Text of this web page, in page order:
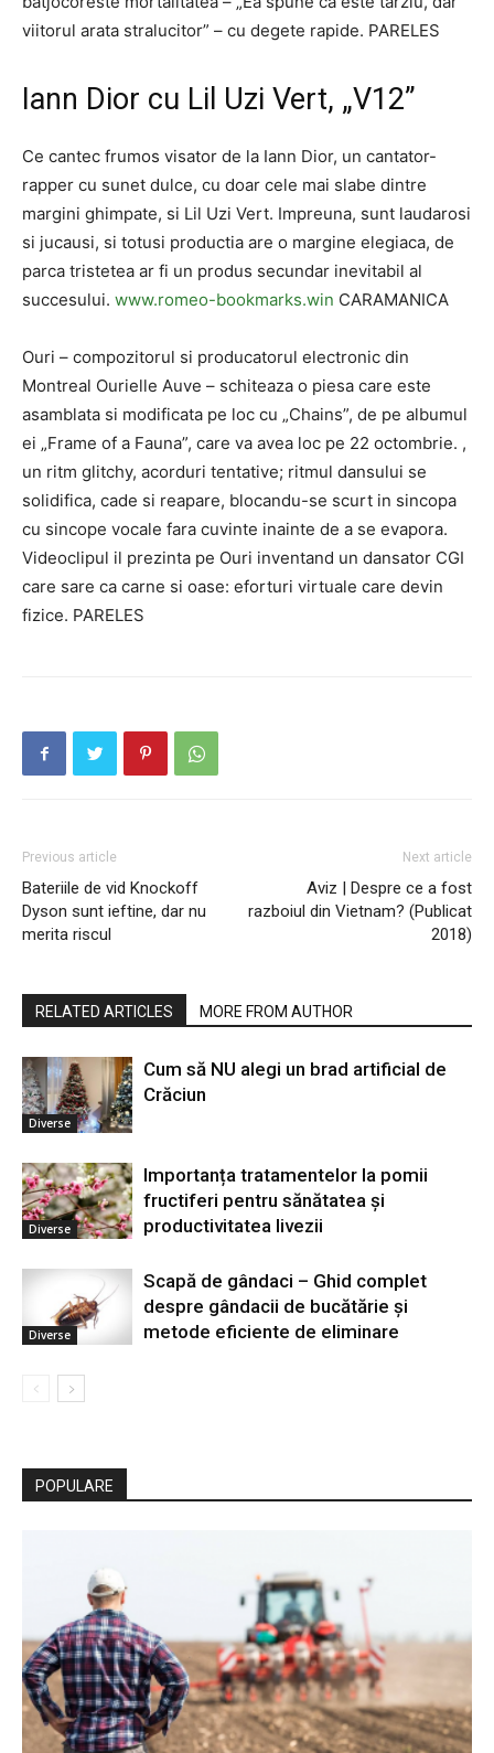
viitorul arata stralucitor” – cu degete rapide. PARELES
Iann Dior cu Lil Uzi Vert, „V12”
Ce cantec frumos visator de la Iann Dior, un cantator-
rapper cu sunet dulce, cu doar cele mai slabe dintre
margini ghimpate, si Lil Uzi Vert. Impreuna, sunt laudarosi
si jucausi, si totusi productia are o margine elegiaca, de
parca tristetea ar fi un produs secundar inevitabil al
succesului. www.romeo-bookmarks.win CARAMANICA
Ouri – compozitorul si producatorul electronic din
Montreal Ourielle Auve – schiteaza o piesa care este
asamblata si modificata pe loc cu „Chains”, de pe albumul
ei „Frame of a Fauna”, care va avea loc pe 22 octombrie. ,
un ritm glitchy, acorduri tentative; ritmul dansului se
solidifica, cade si reapare, blocandu-se scurt in sincopa
cu sincope vocale fara cuvinte inainte de a se evapora.
Videoclipul il prezinta pe Ouri inventand un dansator CGI
care sare ca carne si oase: eforturi virtuale care devin
fizice. PARELES
Previous article
Bateriile de vid Knockoff
Dyson sunt ieftine, dar nu
merita riscul
Next article
Aviz | Despre ce a fost
razboiul din Vietnam? (Publicat
2018)
RELATED ARTICLES MORE FROM AUTHOR
Diverse
Cum să NU alegi un brad artificial de
Crăciun
Diverse
Importanța tratamentelor la pomii
fructiferi pentru sănătatea și
productivitatea livezii
Diverse
Scapă de gândaci – Ghid complet
despre gândacii de bucătărie și
metode eficiente de eliminare
POPULARE